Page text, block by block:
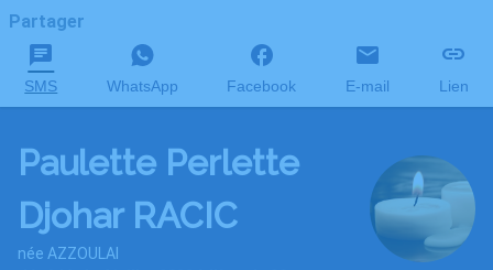
Partager
SMS WhatsApp Facebook E-mail Lien
Paulette Perlette
Djohar RACIC
née AZZOULAI